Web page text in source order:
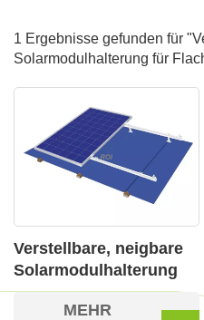
1 Ergebnisse gefunden für
Solarmodulhalterung für
Verstellbare, neigbare
Solarmodulhalterung
für Flachdächer aus
MEHR